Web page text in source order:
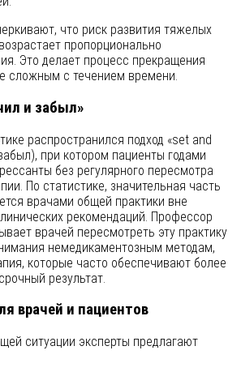
что риск развития тяжелых
пропорционально
Это делает процесс прекращения
сложным с течением времени.
и забыл»
распространился подход «set and
при котором пациенты годами
без регулярного пересмотра
По статистике, значительная часть
врачами общей практики вне
рекомендаций. Профессор
врачей пересмотреть эту практику
немедикаментозным методам,
которые часто обеспечивают более
результат.
врачей и пациентов
ситуации эксперты предлагают